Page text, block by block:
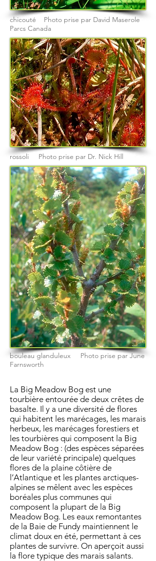
chicouté Photo prise par David Maserole
Parcs Canada
rossoli Photo prise par Dr. Nick Hill
bouleau glanduleux Photo prise par June
Farnsworth
La Big Meadow Bog est une
tourbière entourée de deux crêtes de
basalte. Il y a une diversité de flores
qui habitent les marécages, les marais
herbeux, les marécages forestiers et
les tourbières qui composent la Big
Meadow Bog : (des espèces séparées
de leur variété principale) quelques
flores de la plaine côtière de
l’Atlantique et les plantes arctiques-
alpines se mêlent avec les espèces
boréales plus communes qui
composent la plupart de la Big
Meadow Bog. Les eaux remontantes
de la Baie de Fundy maintiennent le
climat doux en été, permettant à ces
plantes de survivre. On aperçoit aussi
la flore typique des marais salants.